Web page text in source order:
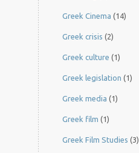
Greek Cinema (14)
Greek crisis (2)
Greek culture (1)
Greek legislation (1)
Greek media (1)
Greek film (1)
Greek Film Studies (3)